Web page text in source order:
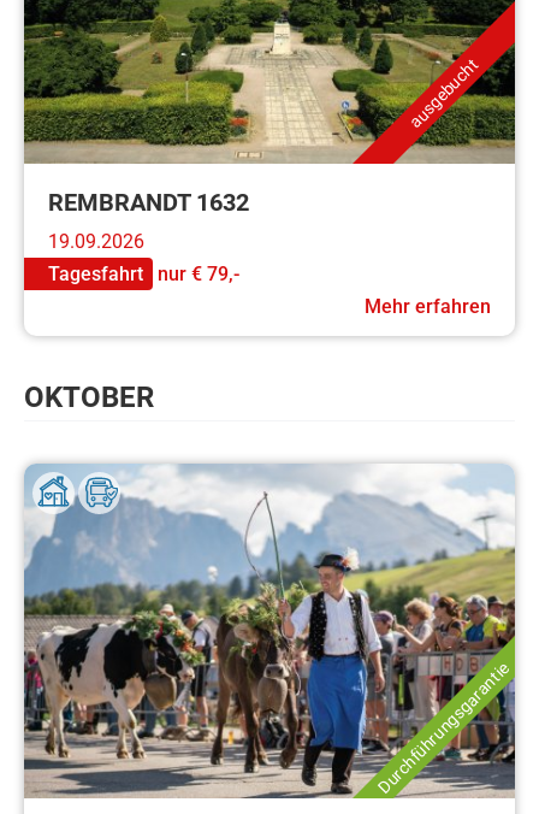
ausgebucht
REMBRANDT 1632
19.09.2026
Tagesfahrt
nur € 79,-
Mehr erfahren
OKTOBER
Durchführungsgarantie